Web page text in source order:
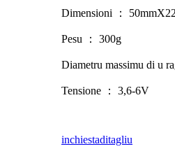
Dimensioni ：
Pesu ： 300g
Diametru massimu di u
Tensione ： 3,6-6V
inchiestaditagliu